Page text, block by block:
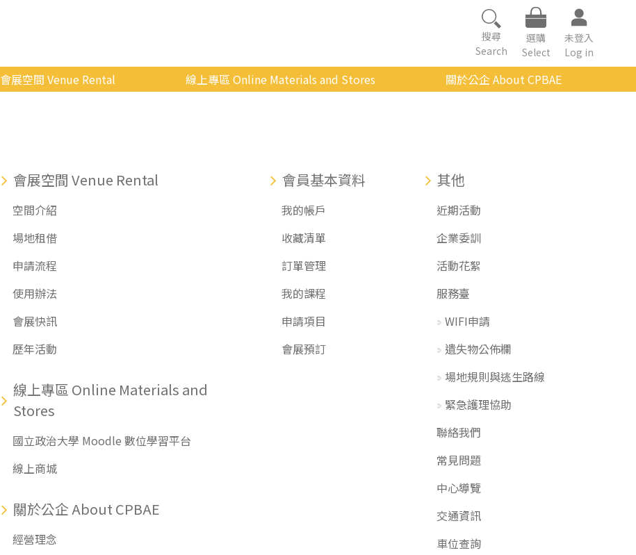
搜尋
Search
選購
Select
未登入
Log in
會展空間 Venue Rental
使用辦法
會展快訊
歷年活動
線上專區 Online Materials and Stores
關於公企 About CPBAE
建築與公共藝術
會展空間 Venue Rental
空間介紹
場地租借
申請流程
使用辦法
會展快訊
歷年活動
線上專區 Online Materials and
Stores
國立政治大學 Moodle 數位學習平台
線上商城
關於公企 About CPBAE
經營理念
會員基本資料
我的帳戶
收藏清單
訂單管理
我的課程
申請項目
會展預訂
其他
近期活動
企業委訓
活動花絮
服務臺
WIFI申請
遺失物公佈欄
場地規則與逃生路線
緊急護理協助
聯絡我們
常見問題
中心導覽
交通資訊
車位查詢